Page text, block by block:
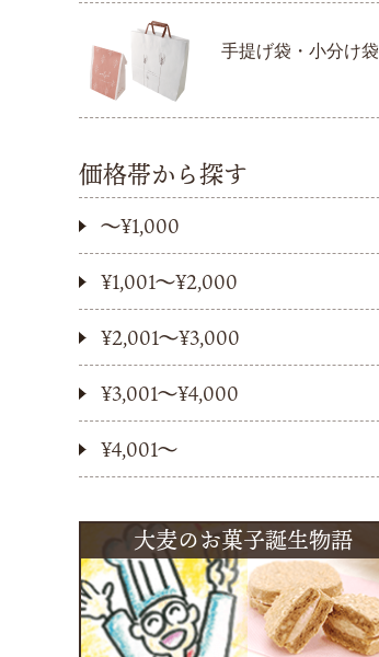
手提げ袋・小分け袋
価格帯から探す
〜¥1,000
¥1,001〜¥2,000
¥2,001〜¥3,000
¥3,001〜¥4,000
¥4,001〜
大麦のお菓子誕生物語